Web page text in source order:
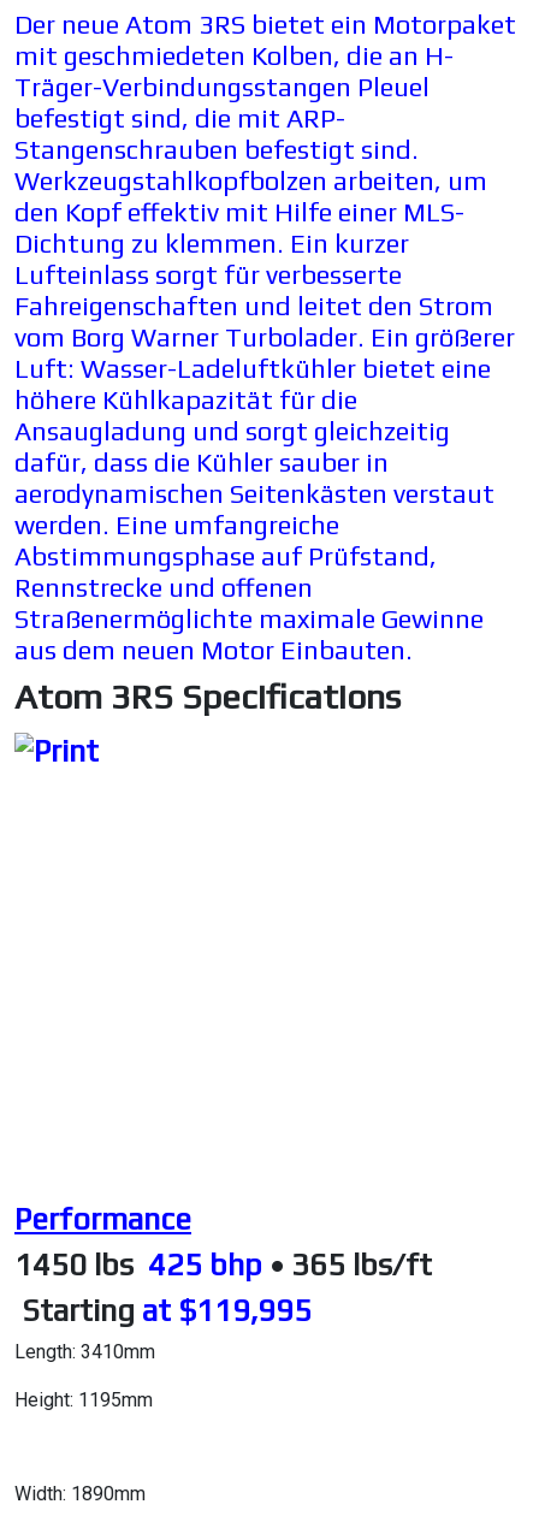
Der neue Atom 3RS bietet ein Motorpaket
mit geschmiedeten Kolben, die an H-
Träger-Verbindungsstangen Pleuel
befestigt sind, die mit ARP-
Stangenschrauben befestigt sind.
Werkzeugstahlkopfbolzen arbeiten, um
den Kopf effektiv mit Hilfe einer MLS-
Dichtung zu klemmen. Ein kurzer
Lufteinlass sorgt für verbesserte
Fahreigenschaften und leitet den Strom
vom Borg Warner Turbolader. Ein größerer
Luft: Wasser-Ladeluftkühler bietet eine
höhere Kühlkapazität für die
Ansaugladung und sorgt gleichzeitig
dafür, dass die Kühler sauber in
aerodynamischen Seitenkästen verstaut
werden. Eine umfangreiche
Abstimmungsphase auf Prüfstand,
Rennstrecke und offenen
Straßenermöglichte maximale Gewinne
aus dem neuen Motor Einbauten.
Atom 3RS Specifications
Performance
1450 lbs 425 bhp • 365 lbs/ft
Starting at $119,995
Length: 3410mm
Height: 1195mm
Width: 1890mm